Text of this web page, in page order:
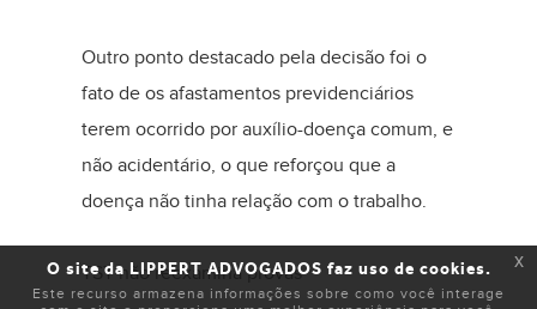
Outro ponto destacado pela decisão foi o
fato de os afastamentos previdenciários
terem ocorrido por auxílio-doença comum, e
não acidentário, o que reforçou que a
doença não tinha relação com o trabalho.
TST não reexamina provas
O site da LIPPERT ADVOGADOS faz uso de cookies.
Este recurso armazena informações sobre como você interage
x